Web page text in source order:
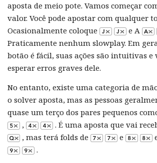
aposta de meio pote. Vamos começar
valor. Você pode apostar com qualquer
Ocasionalmente coloque
e A
Praticamente nenhum slowplay. Em
botão é fácil, suas ações são intuitivas e
esperar erros graves dele.
No entanto, existe uma categoria de
o solver aposta, mas as pessoas
quase um terço dos pares pequenos
,
. É uma aposta que vai
, mas terá folds de
e
.